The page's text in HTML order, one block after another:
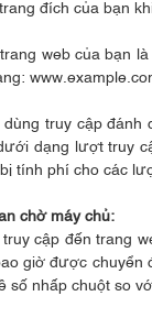
đích của bạn
web của bạn
truy cập đánh
dạng lượt truy
tính phí cho các
chờ máy chủ:
truy cập đến trang
giờ được chuyển
số nhấp chuột so